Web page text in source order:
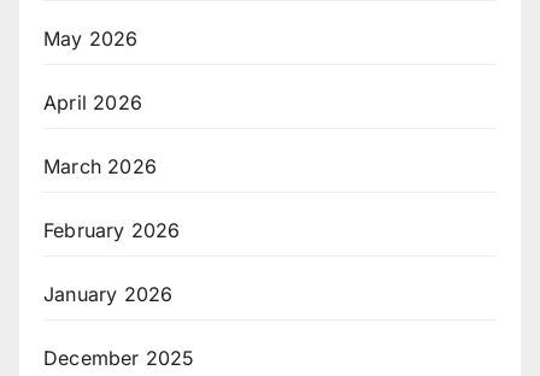
May 2026
April 2026
March 2026
February 2026
January 2026
December 2025